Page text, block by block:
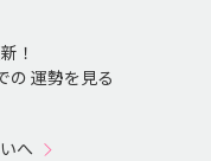
！
の 運勢を見る
へ